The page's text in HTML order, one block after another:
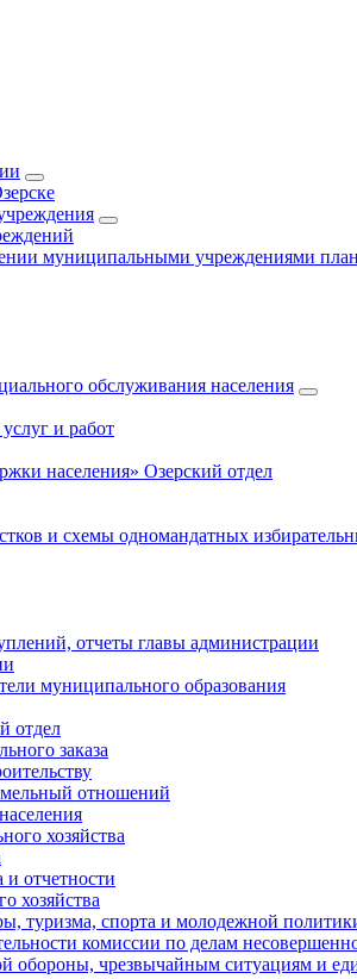
муниципальными учреждениями
обслуживания населения
и работ
населения» Озерский отдел
и схемы одномандатных
отчеты главы администрации
муниципального образования
отдел
заказа
отношений
хозяйства
и отчетности
хозяйства
туризма, спорта и молодежной
комиссии по делам
обороны, чрезвычайным ситуациям и